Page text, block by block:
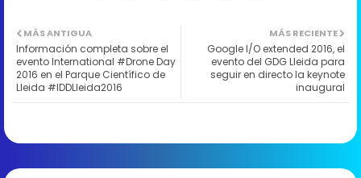
MÁS RECIENTE
Google I/O extended 2016, el
evento del GDG Lleida para
seguir en directo la keynote
inaugural
MÁS ANTIGUA
Información completa sobre el
evento International #Drone Day
2016 en el Parque Científico de
Lleida #IDDLleida2016